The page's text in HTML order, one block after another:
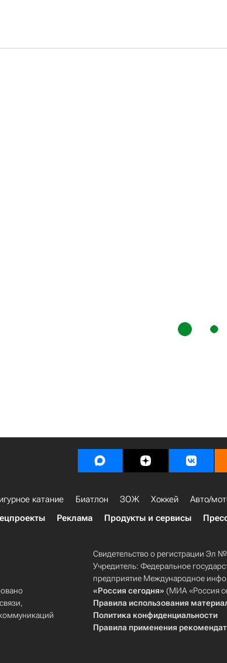
катание Биатлон ЗОЖ Хоккей Авто/
Реклама Продукты и сервисы
Свидетельство о регистрации Эл
Учредитель: Федеральное
предприятие Международное
«Россия сегодня» (МИА «Россия
Правила использования
Политика конфиденциальности
Правила применения